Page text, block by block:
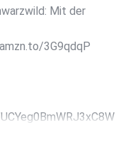
Mit der
3G9qdqP